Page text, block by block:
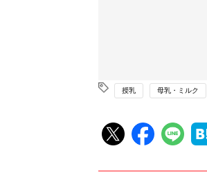
授乳 母乳・ミルク